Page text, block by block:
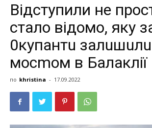
Відступили не
стало відомо, яку
0купантu залuшuлu
мосmом в Балаклії
по khristina - 17.09.2022